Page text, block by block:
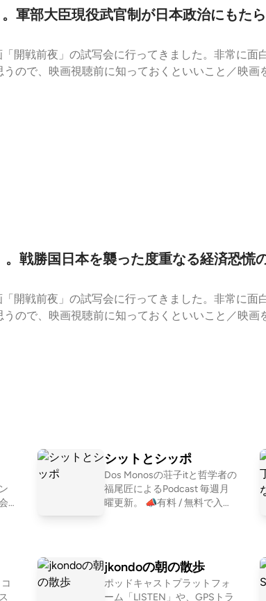
軍部大臣現役武官制が日本政治にもた
開戦前夜」の試写会に行ってきました。非常に面
ので、映画視聴前に知っておくといいこと／映画
助線を引きたいと思います。映画『開戦前夜』｜
戦勝国日本を襲った度重なる経済恐慌
開戦前夜」の試写会に行ってきました。非常に面
ので、映画視聴前に知っておくといいこと／映画
助線を引きたいと思います。映画『開戦前夜』｜
シットとシッポ
Dos Monosの荘子itと哲学者の
福尾匠によるPodcast 毎週月
曜更新。 📣有料 / 無料で入れ
X シットとシッポ @shitshippo
荘子it @ZoZhit 福尾匠 @twee
tingtakumi 📩シットとシッポ
jkondoの朝の散歩
ポッドキャストプラットフォ
ーム「LISTEN」や、GPSトラ